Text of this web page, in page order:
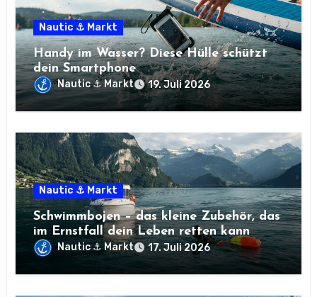
Nautic ⚓ Markt
Handy im Wasser? Diese Hülle schützt
dein Smartphone
Nautic ⚓ Markt 19. Juli 2026
Nautic ⚓ Markt
Schwimmbojen – das kleine Zubehör, das
im Ernstfall dein Leben retten kann
Nautic ⚓ Markt 17. Juli 2026